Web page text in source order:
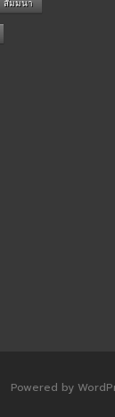
สัมมนา
Powered by